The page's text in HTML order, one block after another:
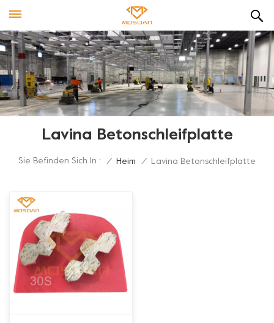
Lavina Betonschleifplatte
Sie Befinden Sich In : / Heim / Lavina Betonschleifplatte